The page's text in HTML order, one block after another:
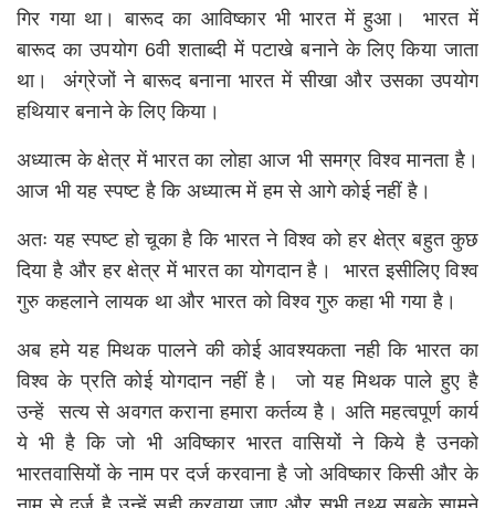
गिर गया था। बारूद का आविष्कार भी भारत में हुआ। भारत में
बारूद का उपयोग 6वी शताब्दी में पटाखे बनाने के लिए किया जाता
था। अंग्रेजों ने बारूद बनाना भारत में सीखा और उसका उपयोग
हथियार बनाने के लिए किया।
अध्यात्म के क्षेत्र में भारत का लोहा आज भी समग्र विश्व मानता है।
आज भी यह स्पष्ट है कि अध्यात्म में हम से आगे कोई नहीं है।
अतः यह स्पष्ट हो चूका है कि भारत ने विश्व को हर क्षेत्र बहुत कुछ
दिया है और हर क्षेत्र में भारत का योगदान है। भारत इसीलिए विश्व
गुरु कहलाने लायक था और भारत को विश्व गुरु कहा भी गया है।
अब हमे यह मिथक पालने की कोई आवश्यकता नही कि भारत का
विश्व के प्रति कोई योगदान नहीं है। जो यह मिथक पाले हुए है
उन्हें सत्य से अवगत कराना हमारा कर्तव्य है। अति महत्वपूर्ण कार्य
ये भी है कि जो भी अविष्कार भारत वासियों ने किये है उनको
भारतवासियों के नाम पर दर्ज करवाना है जो अविष्कार किसी और के